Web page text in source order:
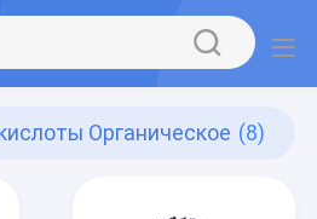
Органическое (8)